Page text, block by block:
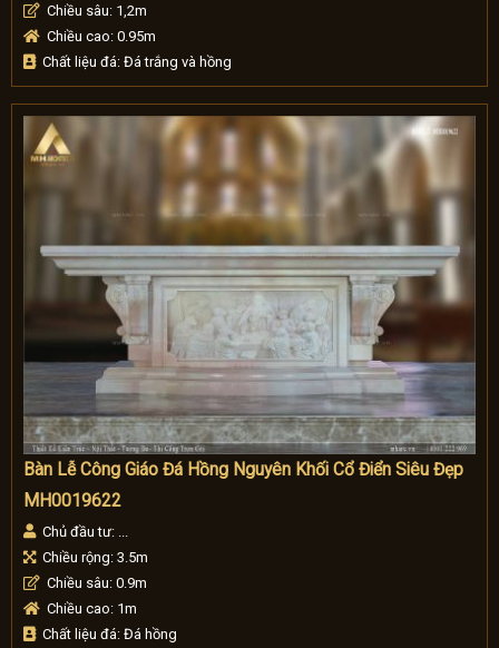
Chiều sâu: 1,2m
Chiều cao: 0.95m
Chất liệu đá: Đá trắng và hồng
Bàn Lễ Công Giáo Đá Hồng Nguyên Khối Cổ Điển Siêu Đẹp
MH0019622
Chủ đầu tư: ...
Chiều rộng: 3.5m
Chiều sâu: 0.9m
Chiều cao: 1m
Chất liệu đá: Đá hồng